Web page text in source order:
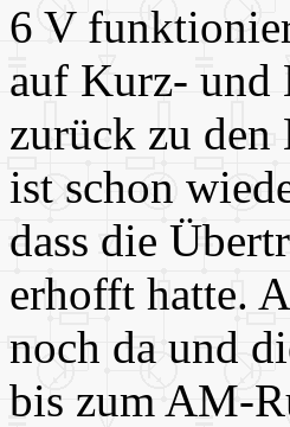
6 V
auf Kurz- und
zurück zu
ist schon
dass die
erhofft hatte.
noch da und
bis zum AM-